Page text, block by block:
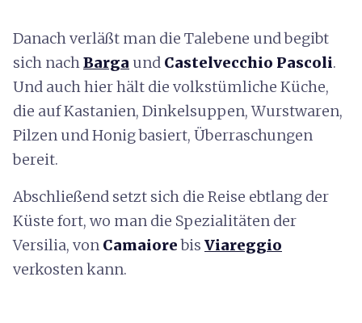
Danach verläßt man die Talebene und begibt
sich nachBarga und Castelvecchio Pascoli.
Und auch hier hält die volkstümliche Küche,
die auf Kastanien, Dinkelsuppen, Wurstwaren,
Pilzen und Honig basiert, Überraschungen
bereit.
Abschließend setzt sich die Reise ebtlang der
Küste fort, wo man die Spezialitäten der
Versilia, von Camaiorebis Viareggio
verkosten kann.